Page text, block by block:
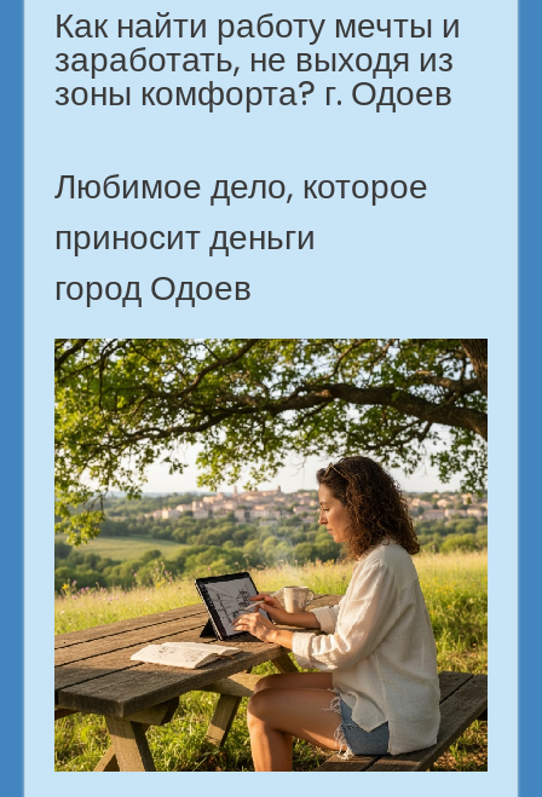
Как найти работу мечты и
заработать, не выходя из
зоны комфорта? г. Одоев
Любимое дело, которое
приносит деньги
город Одоев